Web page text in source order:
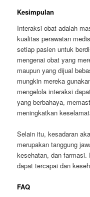
Kesimpulan
Interaksi obat adalah
kualitas perawatan
setiap pasien untuk
mengenai obat yang
maupun yang dijual
mungkin mereka
mengelola interaksi
yang berbahaya,
meningkatkan
Selain itu, kesadaran
merupakan tanggung
kesehatan, dan farmasi.
dapat tercapai dan
FAQ